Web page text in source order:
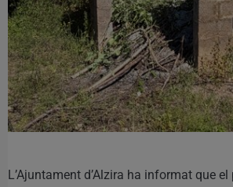
L’Ajuntament d’Alzira ha informat que el